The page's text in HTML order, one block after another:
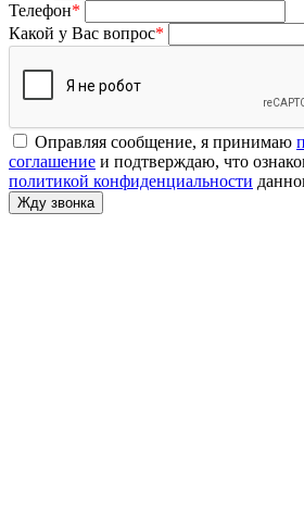
Телефон*
Какой у Вас вопрос*
Оправляя сообщение, я принимаю
соглашение и подтверждаю, что
политикой конфиденциальности